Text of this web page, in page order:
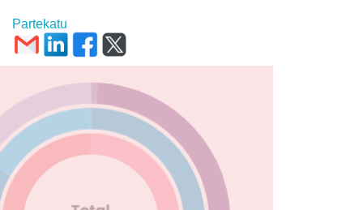
Partekatu